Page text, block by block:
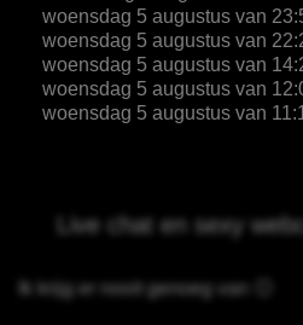
woensdag 5 augustus van
woensdag 5 augustus van
woensdag 5 augustus van
woensdag 5 augustus van
woensdag 5 augustus van
Live chat en sexy
Ik krijg er nooit genoeg van 🙂